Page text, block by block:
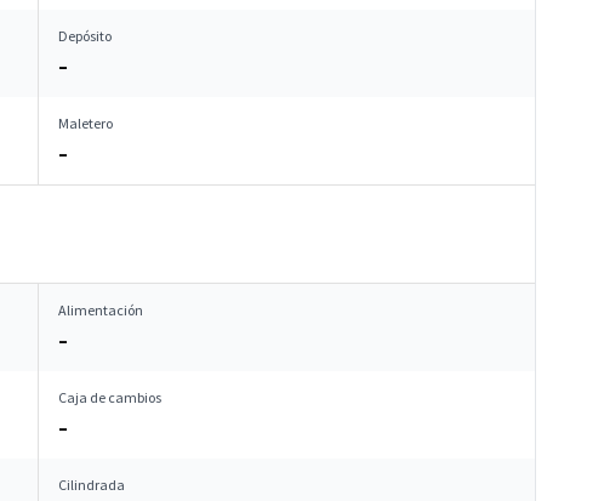
Depósito
–
Maletero
–
Alimentación
–
Caja de cambios
–
Cilindrada